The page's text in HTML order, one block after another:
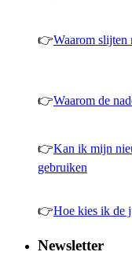
👉Waarom slijten
👉Waarom de
👉Kan ik mijn
gebruiken
👉Hoe kies ik de
Newsletter